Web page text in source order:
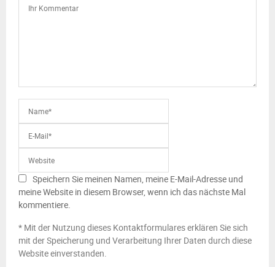
Speichern Sie meinen Namen, meine E-Mail-Adresse und
meine Website in diesem Browser, wenn ich das nächste Mal
kommentiere.
* Mit der Nutzung dieses Kontaktformulares erklären Sie sich
mit der Speicherung und Verarbeitung Ihrer Daten durch diese
Website einverstanden.